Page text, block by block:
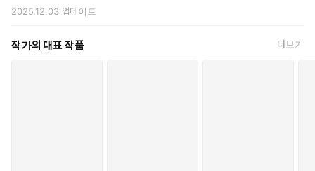
2025.12.03업데이트
작가의 대표 작품 더보기